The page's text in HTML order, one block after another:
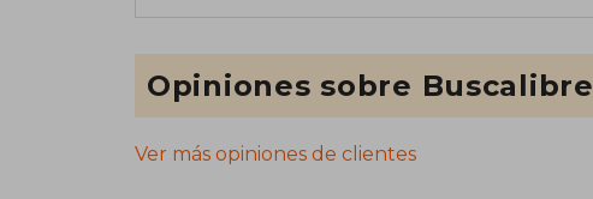
Opiniones sobre Buscalibre
Ver más opiniones de clientes